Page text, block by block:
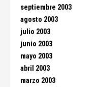
septiembre 2003
agosto 2003
julio 2003
junio 2003
mayo 2003
abril 2003
marzo 2003